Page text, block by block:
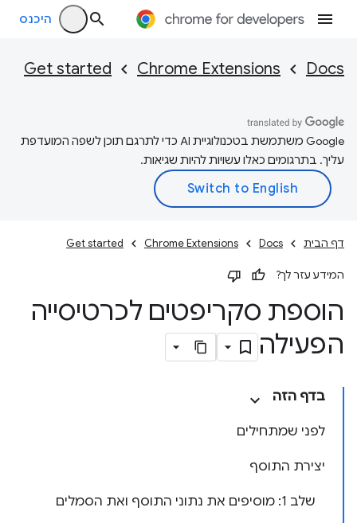
היכנס
Docs
Chrome Extensions
Get started
‫Google משתמשת בטכנולוגיית AI כדי לתרגם תוכן לשפה המועדפת
עליך. בתרגומים כאלו עשויות להיות שגיאות.
דף הבית Docs
Chrome Extensions
Get started
המידע עזר לך?
הוספת סקריפטים לכרטיסייה
הפעילה
בדף הזה
לפני שמתחילים
יצירת התוסף
שלב 1: מוסיפים את נתוני התוסף ואת הסמלים